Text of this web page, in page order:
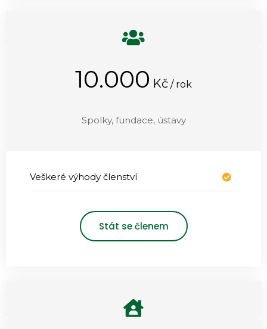
10.000 Kč / rok
Spolky, fundace, ústavy
Veškeré výhody členství
Stát se členem